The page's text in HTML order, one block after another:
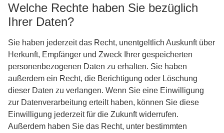
Welche Rechte haben Sie bezüglich
Ihrer Daten?
Sie haben jederzeit das Recht, unentgeltlich Auskunft über
Herkunft, Empfänger und Zweck Ihrer gespeicherten
personenbezogenen Daten zu erhalten. Sie haben
außerdem ein Recht, die Berichtigung oder Löschung
dieser Daten zu verlangen. Wenn Sie eine Einwilligung
zur Datenverarbeitung erteilt haben, können Sie diese
Einwilligung jederzeit für die Zukunft widerrufen.
Außerdem haben Sie das Recht, unter bestimmten